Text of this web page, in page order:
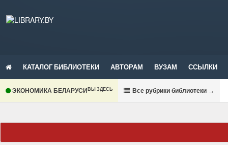
КАТАЛОГ БИБЛИОТЕКИ АВТОРАМ ВУЗАМ ССЫЛКИ
ЭКОНОМИКА БЕЛАРУСИВЫ ЗДЕСЬ Все рубрики библиотеки →